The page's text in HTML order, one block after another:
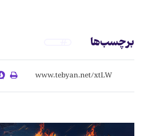
برچسب‌ها